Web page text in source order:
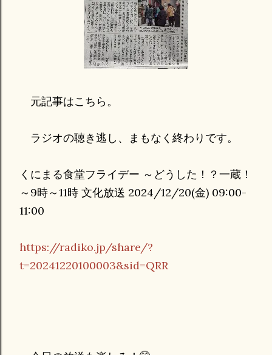
元記事はこちら。
ラジオの聴き逃し、まもなく終わりです。
くにまる食堂フライデー ～どうした！？一蔵！
～9時～11時 文化放送 2024/12/20(金) 09:00-
11:00
https://radiko.jp/share/?
t=20241220100003&sid=QRR